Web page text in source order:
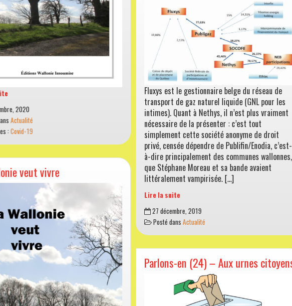
2020
Actualité
:Covid-19
veut vivre
gouvernement
Fluxys est le gestionnaire belge du réseau de
transport de gaz naturel liquide (GNL pour les
intimes). Quant à Nethys, il n’est plus vraiment
nécessaire de la présenter : c’est tout
simplement cette société anonyme de droit
privé, censée dépendre de Publifin/Enodia, c’est-
à-dire principalement des communes wallonnes,
que Stéphane Moreau et sa bande avaient
littéralement vampirisée. […]
Lire la suite
Parlons-
en
(25)
–
Nethys
aime
Fluxys,
27 décembre, 2019
Posté dans Actualité
Parlons-en (24) – Aux urnes